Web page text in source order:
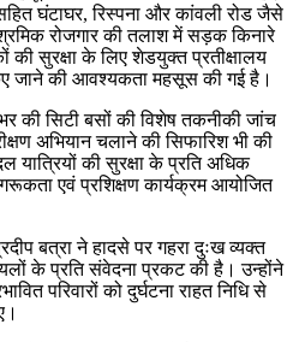
घंटाघर, रिस्पना और कांवली रोड जैसे
रोजगार की तलाश में सड़क किनारे
की सुरक्षा के लिए शेडयुक्त प्रतीक्षालय
जाने की आवश्यकता महसूस की गई है।
की सिटी बसों की विशेष तकनीकी जांच
अभियान चलाने की सिफारिश भी की
की सुरक्षा के प्रति अधिक
एवं प्रशिक्षण कार्यक्रम आयोजित
बत्रा ने हादसे पर गहरा दुःख व्यक्त
के प्रति संवेदना प्रकट की है। उन्होंने
परिवारों को दुर्घटना राहत निधि से